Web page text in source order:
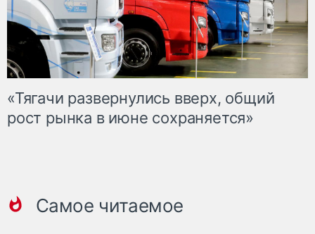
«Тягачи развернулись вверх, общий
рост рынка в июне сохраняется»
Самое читаемое